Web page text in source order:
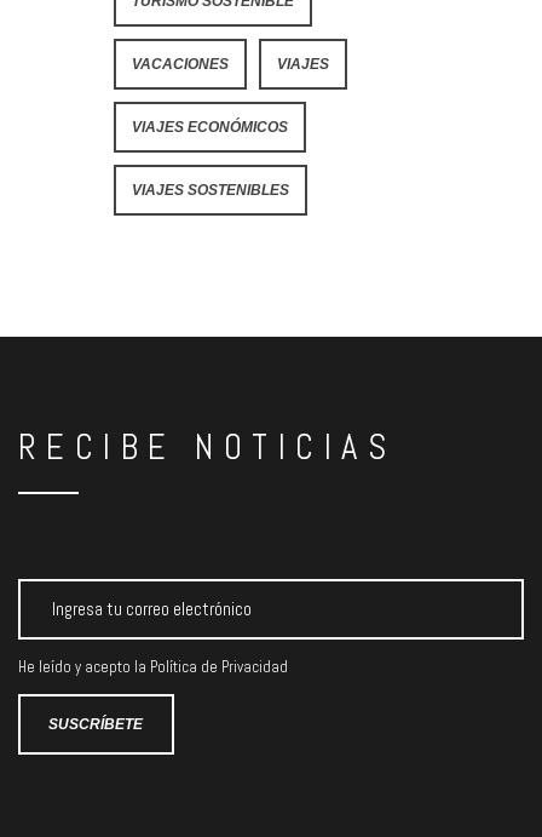
VACACIONES VIAJES
VIAJES ECONÓMICOS
VIAJES SOSTENIBLES
RECIBE NOTICIAS
He leído y acepto la Política de Privacidad